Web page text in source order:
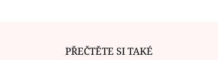
PŘEČTĚTE SI TAKÉ